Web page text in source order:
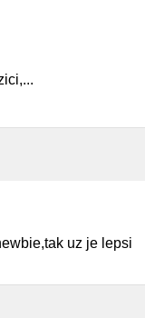
uz je lepsi